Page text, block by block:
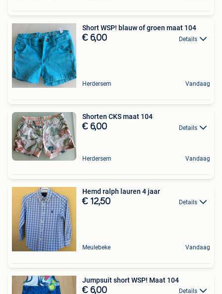
Short WSP! blauw of groen maat 104
€ 6,00 Details
Herdersem Vandaag
Shorten CKS maat 104
€ 6,00 Details
Herdersem Vandaag
Hemd ralph lauren 4 jaar
€ 12,50 Details
Meulebeke Vandaag
Jumpsuit short WSP! Maat 104
€ 6,00 Details